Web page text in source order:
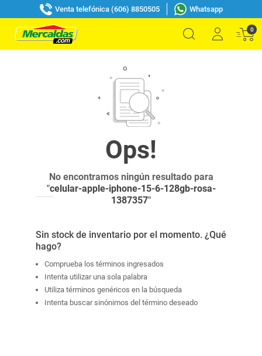
Venta telefónica (606) 8850505 Whatsapp
0
No encontramos ningún resultado para
"celular-apple-iphone-15-6-128gb-rosa-
1387357"
Sin stock de inventario por el momento. ¿Qué
hago?
Comprueba los términos ingresados
Intenta utilizar una sola palabra
Utiliza términos genéricos en la búsqueda
Intenta buscar sinónimos del término deseado